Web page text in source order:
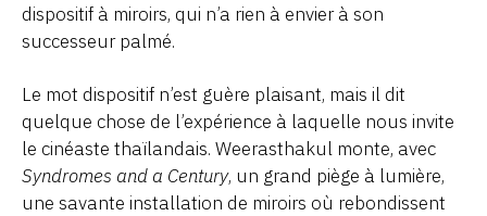
dispositif à miroirs, qui n’a rien à envier à son
successeur palmé.
Le mot dispositif n’est guère plaisant, mais il dit
quelque chose de l’expérience à laquelle nous invite
le cinéaste thaïlandais. Weerasthakul monte, avec
Syndromes and a Century, un grand piège à lumière,
une savante installation de miroirs où rebondissent